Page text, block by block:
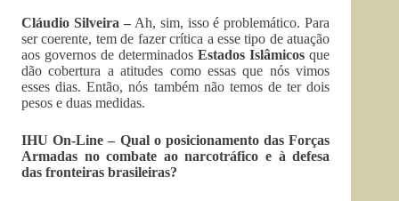
Cláudio Silveira –Ah, sim, isso é problemático. Para
ser coerente, tem de fazer crítica a esse tipo de atuação
aos governos de determinadosEstados Islâmicos que
dão cobertura a atitudes como essas que nós vimos
esses dias. Então, nós também não temos de ter dois
pesos e duas medidas.
IHU On-Line – Qual o posicionamento das Forças
Armadas no combate ao narcotráfico e à defesa
das fronteiras brasileiras?